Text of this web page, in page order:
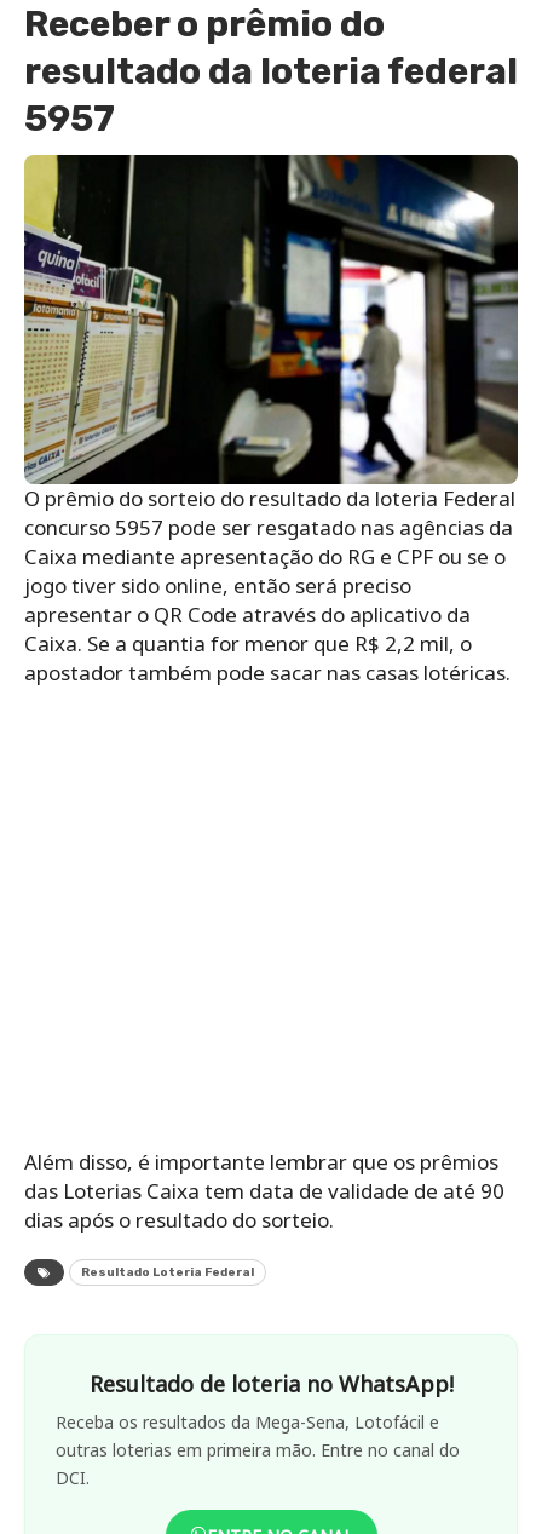
Receber o prêmio do
resultado da loteria federal
5957
O prêmio do sorteio do resultado da loteria Federal
concurso 5957 pode ser resgatado nas agências da
Caixa mediante apresentação do RG e CPF ou se o
jogo tiver sido online, então será preciso
apresentar o QR Code através do aplicativo da
Caixa. Se a quantia for menor que R$ 2,2 mil, o
apostador também pode sacar nas casas lotéricas.
Além disso, é importante lembrar que os prêmios
das Loterias Caixa tem data de validade de até 90
dias após o resultado do sorteio.
Resultado Loteria Federal
Resultado de loteria no WhatsApp!
Receba os resultados da Mega-Sena, Lotofácil e
outras loterias em primeira mão. Entre no canal do
DCI.